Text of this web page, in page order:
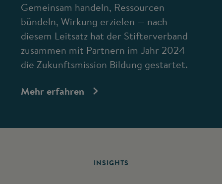
Gemeinsam handeln, Ressourcen
bündeln, Wirkung erzielen — nach
diesem Leitsatz hat der Stifterverband
zusammen mit Partnern im Jahr 2024
die Zukunftsmission Bildung gestartet.
Mehr erfahren
INSIGHTS